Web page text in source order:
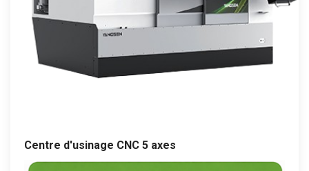
Centre d'usinage CNC 5 axes